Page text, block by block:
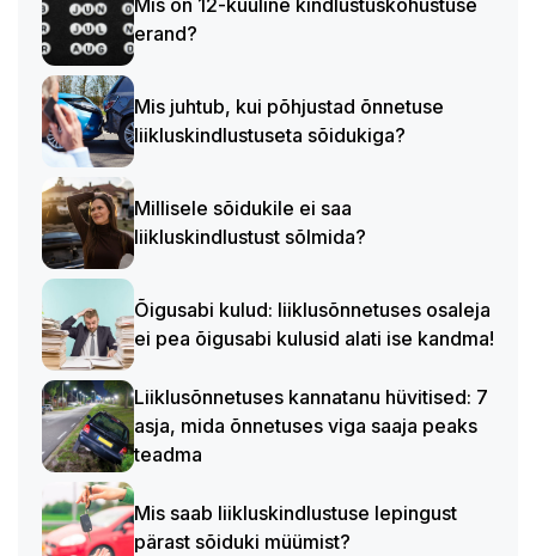
Mis on 12-kuuline kindlustuskohustuse
erand?
Mis juhtub, kui põhjustad õnnetuse
liikluskindlustuseta sõidukiga?
Millisele sõidukile ei saa
liikluskindlustust sõlmida?
Õigusabi kulud: liiklusõnnetuses osaleja
ei pea õigusabi kulusid alati ise kandma!
Liiklusõnnetuses kannatanu hüvitised: 7
asja, mida õnnetuses viga saaja peaks
teadma
Mis saab liikluskindlustuse lepingust
pärast sõiduki müümist?